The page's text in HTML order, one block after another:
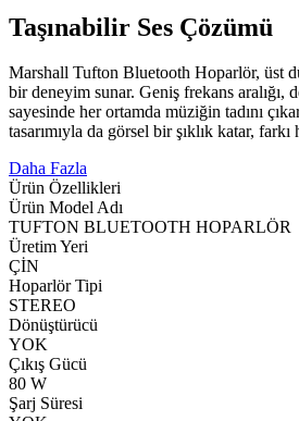
Taşınabilir Ses Çözümü
Marshall Tufton Bluetooth Hoparlör, üst
bir deneyim sunar. Geniş frekans aralığı,
sayesinde her ortamda müziğin tadını
tasarımıyla da görsel bir şıklık katar, farkı
Daha Fazla
Ürün Özellikleri
Ürün Model Adı
TUFTON BLUETOOTH HOPARLÖR
Üretim Yeri
ÇİN
Hoparlör Tipi
STEREO
Dönüştürücü
YOK
Çıkış Gücü
80 W
Şarj Süresi